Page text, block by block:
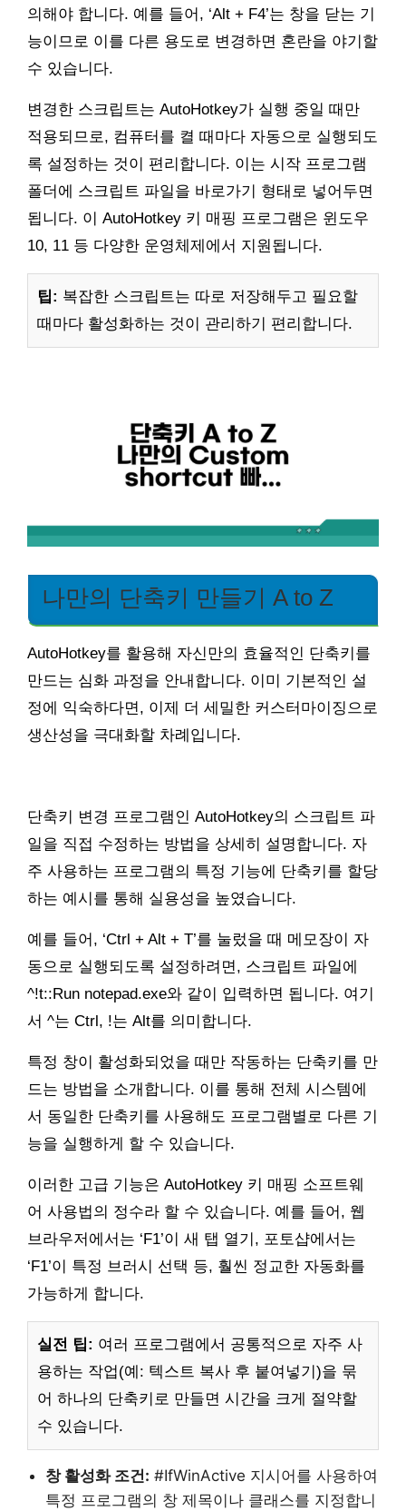
의해야 합니다. 예를 들어, ‘Alt + F4’는 창을 닫는 기
능이므로 이를 다른 용도로 변경하면 혼란을 야기할
수 있습니다.
변경한 스크립트는 AutoHotkey가 실행 중일 때만
적용되므로, 컴퓨터를 켤 때마다 자동으로 실행되도
록 설정하는 것이 편리합니다. 이는 시작 프로그램
폴더에 스크립트 파일을 바로가기 형태로 넣어두면
됩니다. 이 AutoHotkey 키 매핑 프로그램은 윈도우
10, 11 등 다양한 운영체제에서 지원됩니다.
팁: 복잡한 스크립트는 따로 저장해두고 필요할
때마다 활성화하는 것이 관리하기 편리합니다.
나만의 단축키 만들기 A to Z
AutoHotkey를 활용해 자신만의 효율적인 단축키를
만드는 심화 과정을 안내합니다. 이미 기본적인 설
정에 익숙하다면, 이제 더 세밀한 커스터마이징으로
생산성을 극대화할 차례입니다.
단축키 변경 프로그램인 AutoHotkey의 스크립트 파
일을 직접 수정하는 방법을 상세히 설명합니다. 자
주 사용하는 프로그램의 특정 기능에 단축키를 할당
하는 예시를 통해 실용성을 높였습니다.
예를 들어, ‘Ctrl + Alt + T’를 눌렀을 때 메모장이 자
동으로 실행되도록 설정하려면, 스크립트 파일에
^!t::Run notepad.exe와 같이 입력하면 됩니다. 여기
서 ^는 Ctrl, !는 Alt를 의미합니다.
특정 창이 활성화되었을 때만 작동하는 단축키를 만
드는 방법을 소개합니다. 이를 통해 전체 시스템에
서 동일한 단축키를 사용해도 프로그램별로 다른 기
능을 실행하게 할 수 있습니다.
이러한 고급 기능은 AutoHotkey 키 매핑 소프트웨
어 사용법의 정수라 할 수 있습니다. 예를 들어, 웹
브라우저에서는 ‘F1’이 새 탭 열기, 포토샵에서는
‘F1’이 특정 브러시 선택 등, 훨씬 정교한 자동화를
가능하게 합니다.
실전 팁: 여러 프로그램에서 공통적으로 자주 사
용하는 작업(예: 텍스트 복사 후 붙여넣기)을 묶
어 하나의 단축키로 만들면 시간을 크게 절약할
수 있습니다.
창 활성화 조건: #IfWinActive 지시어를 사용하여
특정 프로그램의 창 제목이나 클래스를 지정합니